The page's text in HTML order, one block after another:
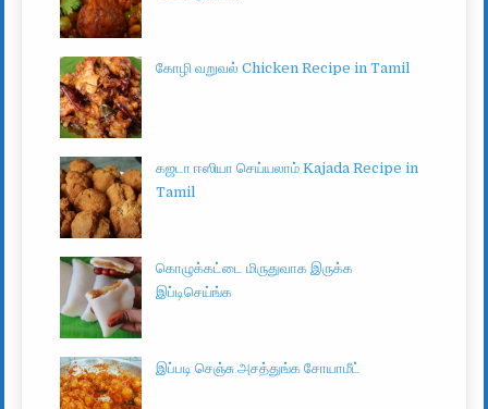
கோழி வறுவல் Chicken Recipe in Tamil
கஜடா ஈஸியா செய்யலாம் Kajada Recipe in
Tamil
கொழுக்கட்டை மிருதுவாக இருக்க
இப்டிசெய்ங்க
இப்படி செஞ்சு அசத்துங்க சோயாமீட்